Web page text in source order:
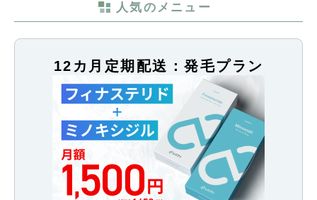
人気のメニュー
12カ月定期配送：発毛プラン